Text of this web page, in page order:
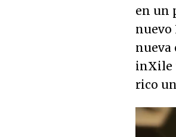
en un
nuevo
nueva
inXile
rico